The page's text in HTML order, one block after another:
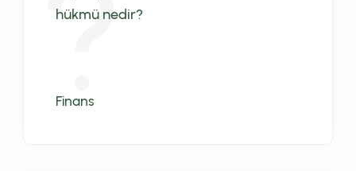
hükmü nedir?
Finans